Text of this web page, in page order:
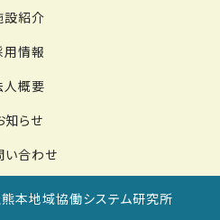
設紹介
用情報
人概要
知らせ
い合わせ
地域協働システム研究所